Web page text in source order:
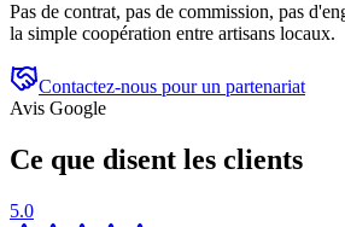
Pas de contrat, pas de commission, pas
la simple coopération entre artisans locaux.
Contactez-nous pour un partenariat
Avis Google
Ce que disent les clients
5.0